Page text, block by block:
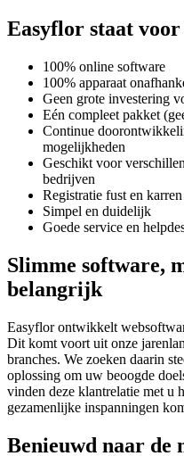
Easyflor staat voor
100% online software
100% apparaat
Geen grote investering
Eén compleet pakket
Continue
mogelijkheden
Geschikt voor
bedrijven
Registratie fust en karren
Simpel en duidelijk
Goede service en
Slimme software,
belangrijk
Easyflor ontwikkelt
Dit komt voort uit onze
branches. We zoeken daarin
oplossing om uw beoogde
vinden deze klantrelatie met u
gezamenlijke inspanningen
Benieuwd naar de